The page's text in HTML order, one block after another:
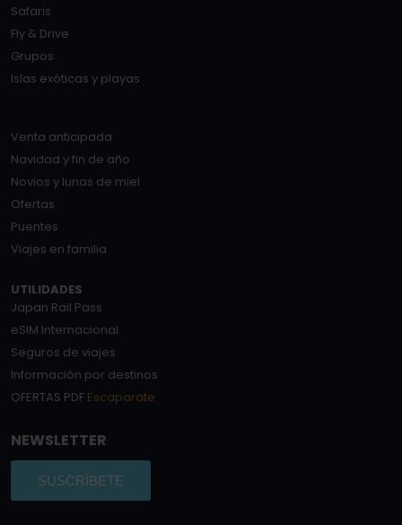
Safaris
Fly & Drive
Grupos
Islas exóticas y playas
Venta anticipada
Navidad y fin de año
Novios y lunas de miel
Ofertas
Puentes
Viajes en familia
UTILIDADES
Japan Rail Pass
eSIM Internacional
Seguros de viajes
Información por destinos
OFERTAS PDF Escaparate
NEWSLETTER
SUSCRÍBETE